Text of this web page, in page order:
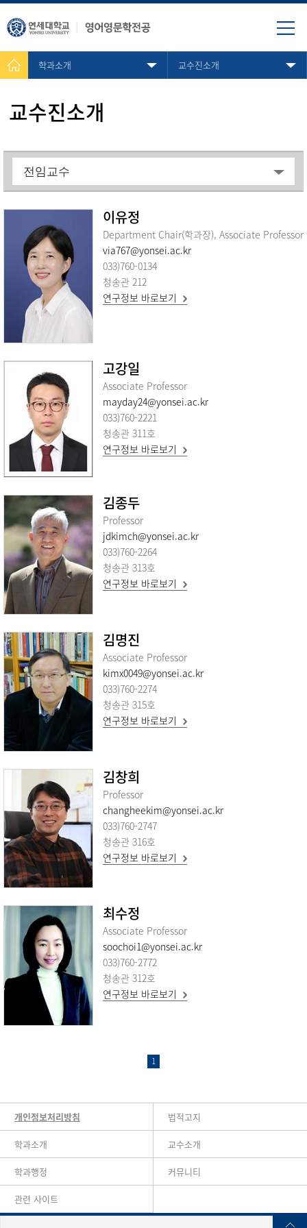
학과소개 교수진소개
교수진소개
이유정
Department Chair(학과장), Associate Professor
via767@yonsei.ac.kr
033)760-0134
청송관 212
연구정보 바로보기
고강일
Associate Professor
mayday24@yonsei.ac.kr
033)760-2221
청송관 311호
연구정보 바로보기
김종두
Professor
jdkimch@yonsei.ac.kr
033)760-2264
청송관 313호
연구정보 바로보기
김명진
Associate Professor
kimx0049@yonsei.ac.kr
033)760-2274
청송관 315호
연구정보 바로보기
김창희
Professor
changheekim@yonsei.ac.kr
033)760-2747
청송관 316호
연구정보 바로보기
최수정
Associate Professor
soochoi1@yonsei.ac.kr
033)760-2772
청송관 312호
연구정보 바로보기
1
개인정보처리방침 법적고지
학과소개 교수소개
학과행정 커뮤니티
관련 사이트